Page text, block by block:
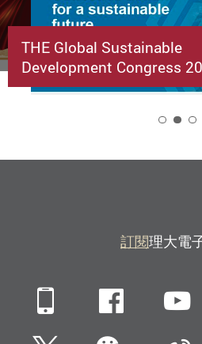
THE Global Sustainable
Development Congress
訂閱理大電
Mobile